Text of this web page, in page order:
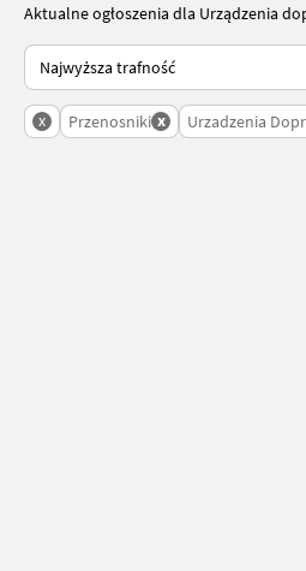
Aktualne ogłoszenia dla Urządzenia
Tak sortuje się na Landwirt.com
x Przenosniki x Urzadzenia